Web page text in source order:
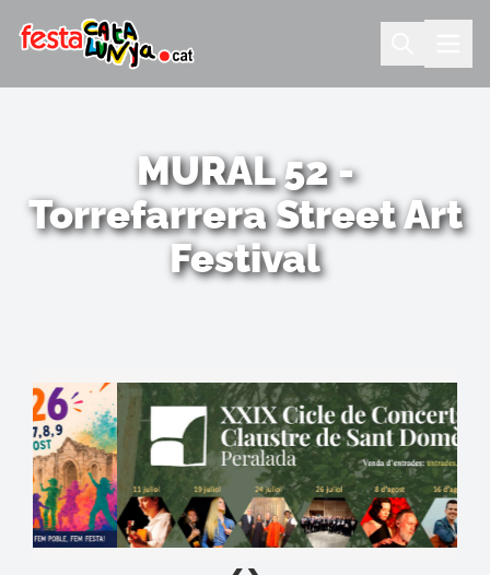
MURAL 52 -
Torrefarrera Street Art
Festival